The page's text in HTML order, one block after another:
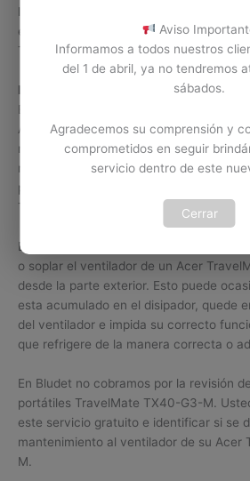
la falla del ventilador o suciedad en el
expertos en mantenimiento y limpieza
TravelMate TX40-G3-M en Colombia.
Limpiar por cuenta propia.
Es importante tener claro que la
Acer TravelMate TX40-G3-M no se
no tiene los conocimientos y la
realizar esta labor, lo mejor es
podemos ocasionar un daño serio en el
TravelMate o en el equipo Acer
En ocasiones los usuarios de Acer
o soplar el ventilador de un Acer
desde la parte exterior. Esto puede
esta acumulado en el disipador, quede
del ventilador e impida su correcto
que refrigere de la manera correcta o
En Bludet no cobramos por la revisión
portátiles TravelMate TX40-G3-M.
este servicio gratuito e identificar si se
mantenimiento al ventilador de su Acer
M.
Aviso
Informamos a todos nuestros
del 1 de abril, ya no tendremos
sábados.
Agradecemos su comprensión y
comprometidos en seguir
servicio dentro de este
Cerrar